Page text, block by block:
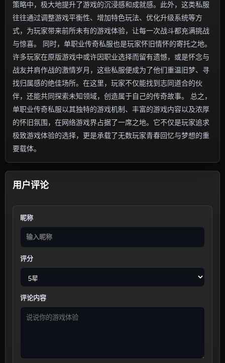
策略中，极大地提升了游戏的沉浸感和成就感。此外，这类私服
往往通过调整游戏平衡性、增加特色玩法、优化升级系统等方
式，为玩家带来前所未有的游戏体验，让每一次战斗都充满挑战
与惊喜。 同时，单职业传奇私服也是玩家怀旧情怀的寄托之地。
许多玩家在原版游戏中或许因职业选择而留有遗憾，或是怀念与
战友并肩作战的激情岁月，这些私服便成为了他们重温旧梦、寻
找归属感的绝佳场所。在这里，玩家不仅能找到志同道合的伙
伴，还能共同探索未知领域，创造属于自己的传奇故事。 总之，
单职业传奇私服以其独特的游戏机制、丰富的游戏内容以及浓厚
的怀旧氛围，在网络游戏界占据了一席之地。它不仅是玩家追求
极致游戏体验的选择，更是承载了无数玩家青春回忆与梦想的重
要载体。
用户评论
昵称
评分
评论内容